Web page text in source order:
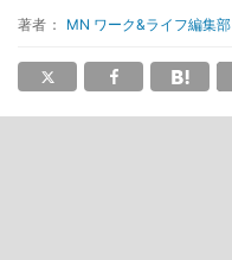
著者： MN ワーク&ライフ編集部